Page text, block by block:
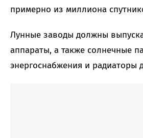
примерно из миллиона
Лунные заводы должны
аппараты, а также солнечные
энергоснабжения и радиаторы